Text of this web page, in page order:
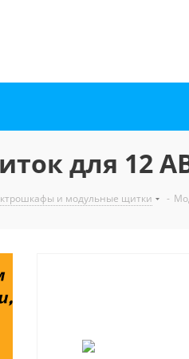
для 12
и модульные щитки -